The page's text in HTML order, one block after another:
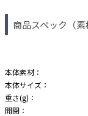
商品スペック（素
本体素材：
本体サイズ：
重さ(g)：
開閉：